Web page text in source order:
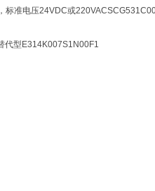
标准电压24VDC或
代型E314K007S1N00F1